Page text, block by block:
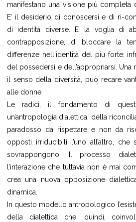
manifestano una visione più completa
E’ il desiderio di conoscersi e di ri-
di identità diverse. E’ la voglia di
contrapposizione, di bloccare la
differenze nell'identità del più forte:
del possedersi e dell’appropriarsi. Una
il senso della diversità, può recare
alle donne.
Le radici, il fondamento di
un’antropologia dialettica, della
paradosso da rispettare e non da
opposti irriducibili l’uno all’altro,
sovrappongono. Il processo
l’interazione che tuttavia non è mai
crea una nuova opposizione
dinamica.
In questo modello antropologico
della dialettica che, quindi,